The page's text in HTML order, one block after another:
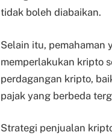
tidak boleh diabaikan.
Selain itu, pemahaman
memperlakukan kripto
perdagangan kripto,
pajak yang berbeda
Strategi penjualan